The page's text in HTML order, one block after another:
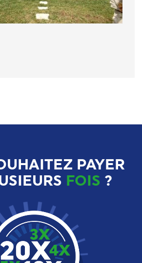
PAYER
FOIS ?